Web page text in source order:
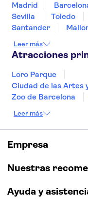
Madrid
Sevilla
Toledo
Santander
Bilbao
Menorca
Vigo
Leer más
Atracciones
Loro Parque
Ciudad de las Artes
Zoo de Barcelona
Cueva de Nerja
Capilla Sixtina
Museo del Louvre
Casa Batlló
Estadio Santiago
Leer más
Empresa
Nuestras
Ayuda y